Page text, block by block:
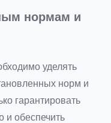
нормам и
уделять
норм и
гарантировать
и обеспечить